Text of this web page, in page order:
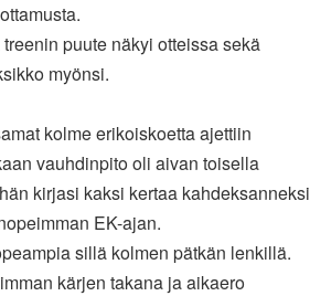
puute näkyi otteissa sekä
myönsi.
kolme erikoiskoetta ajettiin
vauhdinpito oli aivan toisella
kirjasi kaksi kertaa kahdeksanneksi
EK-ajan.
sillä kolmen pätkän lenkillä.
kärjen takana ja aikaero